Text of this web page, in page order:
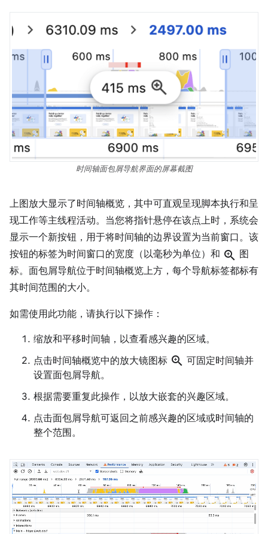
时间轴面包屑导航界面的屏幕截图
上图放大显示了时间轴概览，其中可直观呈现脚本执行和呈
现工作等主线程活动。当您将指针悬停在该点上时，系统会
显示一个新按钮，用于将时间轴的边界设置为当前窗口。该
按钮的标签为时间窗口的宽度（以毫秒为单位）和 zoom_in 图
标。面包屑导航位于时间轴概览上方，每个导航标签都标有
其时间范围的大小。
如需使用此功能，请执行以下操作：
缩放和平移时间轴，以查看感兴趣的区域。
点击时间轴概览中的放大镜图标 zoom_in 可固定时间轴并
设置面包屑导航。
根据需要重复此操作，以放大嵌套的兴趣区域。
点击面包屑导航可返回之前感兴趣的区域或时间轴的
整个范围。